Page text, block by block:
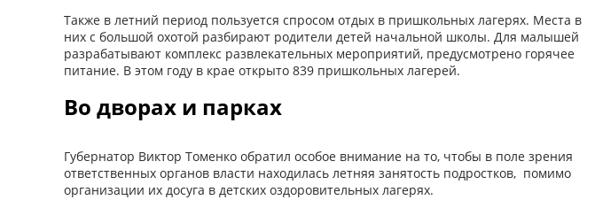
Также в летний период пользуется спросом отдых в пришкольных лагерях. Места в
них с большой охотой разбирают родители детей начальной школы. Для малышей
разрабатывают комплекс развлекательных мероприятий, предусмотрено горячее
питание. В этом году в крае открыто 839 пришкольных лагерей.
Во дворах и парках
Губернатор Виктор Томенко обратил особое внимание на то, чтобы в поле зрения
ответственных органов власти находилась летняя занятость подростков, помимо
организации их досуга в детских оздоровительных лагерях.